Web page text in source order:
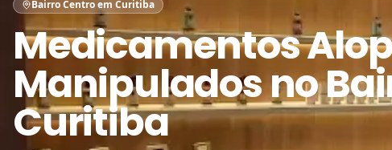
Bairro Centro em Curitiba
Medicamentos
Manipuladosno
Curitiba